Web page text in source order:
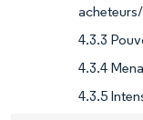
4.3.3
4.3.4
4.3.5